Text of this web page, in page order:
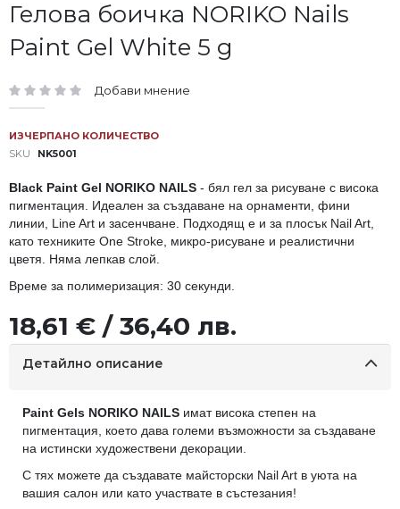
Гелова боичка NORIKO Nails
Paint Gel White 5 g
рейтинг: Добави мнение
ИЗЧЕРПАНО КОЛИЧЕСТВО
SKU
NK5001
Black Paint Gel NORIKO NAILS - бял гел за рисуване с висока
пигментация. Идеален за създаване на орнаменти, фини
линии, Line Art и засенчване. Подходящ е и за плосък Nail Art,
като техниките One Stroke, микро-рисуване и реалистични
цветя. Няма лепкав слой.
Време за полимеризация: 30 секунди.
18,61 € / 36,40 лв.
Преминете
към
началото
на
със
снимки
Детайлно описание
Paint Gels NORIKO NAILS имат висока степен на
пигментация, което дава големи възможности за създаване
на истински художествени декорации.
С тях можете да създавате майсторски Nail Art в уюта на
вашия салон или като участвате в състезания!